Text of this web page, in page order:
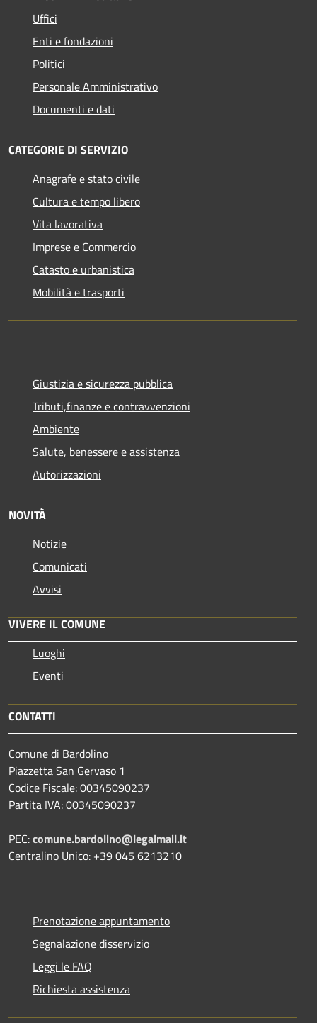
Uffici
Enti e fondazioni
Politici
Personale Amministrativo
Documenti e dati
CATEGORIE DI SERVIZIO
Anagrafe e stato civile
Cultura e tempo libero
Vita lavorativa
Imprese e Commercio
Catasto e urbanistica
Mobilità e trasporti
Giustizia e sicurezza pubblica
Tributi,finanze e contravvenzioni
Ambiente
Salute, benessere e assistenza
Autorizzazioni
NOVITÀ
Notizie
Comunicati
Avvisi
VIVERE IL COMUNE
Luoghi
Eventi
CONTATTI
Comune di Bardolino
Piazzetta San Gervaso 1
Codice Fiscale: 00345090237
Partita IVA: 00345090237
PEC:comune.bardolino@legalmail.it
Centralino Unico: +39 045 6213210
Prenotazione appuntamento
Segnalazione disservizio
Leggi le FAQ
Richiesta assistenza